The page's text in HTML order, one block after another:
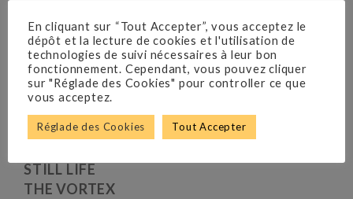
HAY FEVER
DESIGN FOR LIVING
PRIVATE LIVES
A SONG AT TWILIGHT
STILL LIFE
THE VORTEX
En cliquant sur “Tout Accepter”, vous acceptez le
dépôt et la lecture de cookies et l'utilisation de
technologies de suivi nécessaires à leur bon
fonctionnement. Cependant, vous pouvez cliquer
sur "Réglade des Cookies" pour controller ce que
vous acceptez.
Réglade des Cookies Tout Accepter